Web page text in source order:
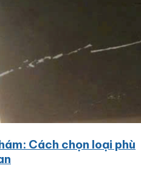
Cách chọn loại phù